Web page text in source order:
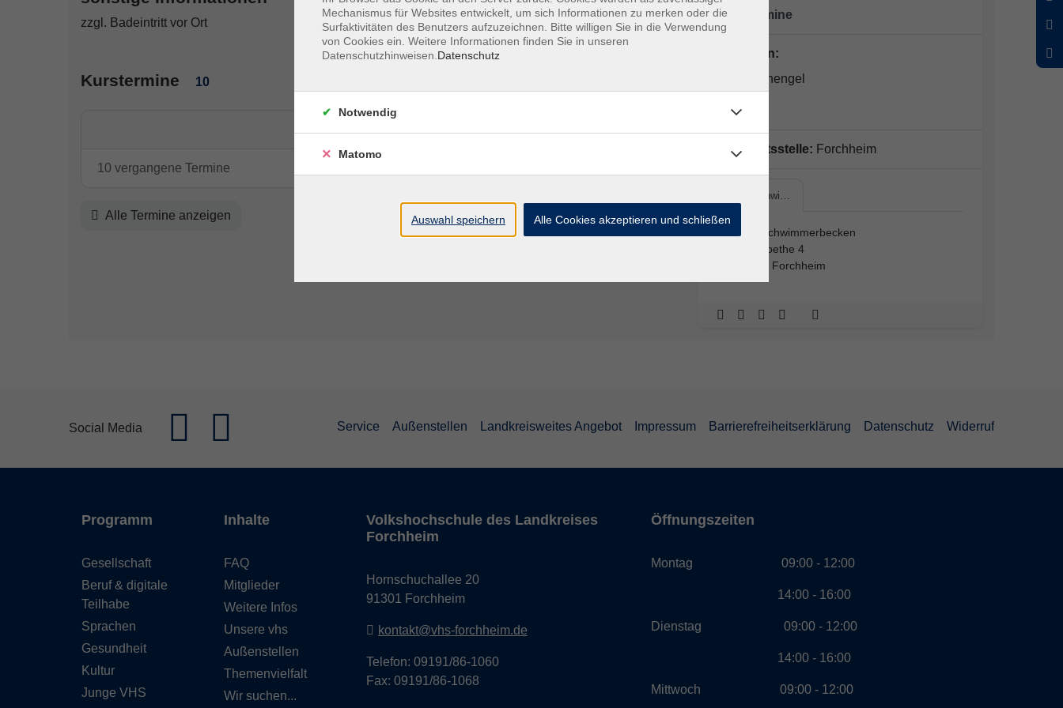
zzgl. Badeintritt vor Ort
Kurstermine 10
10 vergangene Termine
Alle Termine anzeigen
10 x Termine
Dozent*in:
Tanja Bonengel
Geschäftsstelle: Forchheim
Nichtschwi…
Nichtschwimmerbecken
Kaesroethe 4
91301 Forchheim
Social Media Service Außenstellen Landkreisweites Angebot Impressum Barrierefreiheitserklärung Datenschutz Widerruf
Programm
Gesellschaft
Beruf & digitale
Teilhabe
Sprachen
Gesundheit
Kultur
Junge VHS
Inhalte
FAQ
Mitglieder
Weitere Infos
Unsere vhs
Außenstellen
Themenvielfalt
Wir suchen...
Volkshochschule des Landkreises
Forchheim
Hornschuchallee 20
91301 Forchheim
kontakt@vhs-forchheim.de
Telefon: 09191/86-1060
Fax: 09191/86-1068
Öffnungszeiten
Montag 09:00 - 12:00
14:00 - 16:00
Dienstag 09:00 - 12:00
14:00 - 16:00
Mittwoch 09:00 - 12:00
Mechanismus für Websites entwickelt, um sich Informationen zu merken oder die
Surfaktivitäten des Benutzers aufzuzeichnen. Bitte willigen Sie in die Verwendung
von Cookies ein. Weitere Informationen finden Sie in unseren
Datenschutzhinweisen. Datenschutz
Notwendig
Matomo
Auswahl speichern Alle Cookies akzeptieren und schließen